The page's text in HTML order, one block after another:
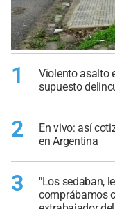
1
Violento asalto
supuesto
2
En vivo: así
en Argentina
3
"Los sedaban,
comprábamos